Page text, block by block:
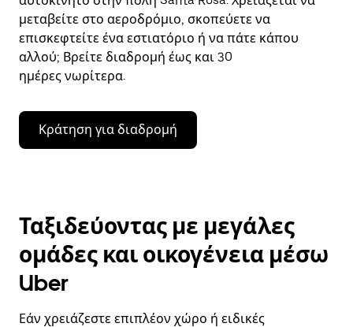
μεταβείτε στο αεροδρόμιο, σκοπεύετε να
επισκεφτείτε ένα εστιατόριο ή να πάτε κάπου
αλλού; Βρείτε διαδρομή έως και 30
ημέρες νωρίτερα.
Κράτηση για διαδρομή
Ταξιδεύοντας με μεγάλες
ομάδες και οικογένεια μέσω
Uber
Εάν χρειάζεστε επιπλέον χώρο ή ειδικές